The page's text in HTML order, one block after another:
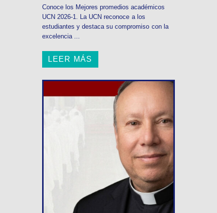
Conoce los Mejores promedios académicos
UCN 2026-1. La UCN reconoce a los
estudiantes y destaca su compromiso con la
excelencia ...
LEER MÁS